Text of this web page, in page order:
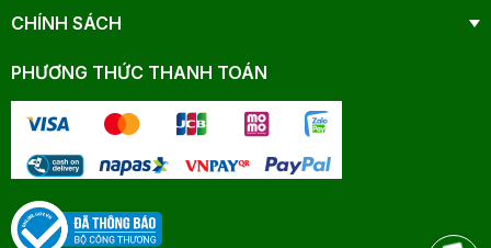
CHÍNH SÁCH
PHƯƠNG THỨC THANH TOÁN